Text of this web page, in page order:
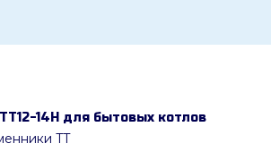
14H для бытовых котлов
TT